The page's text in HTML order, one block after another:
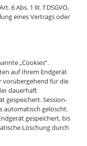
6 Abs. 1 lit. f DSGVO,
eines Vertrags oder
„Cookies“.
auf Ihrem Endgerät
vorübergehend für die
dauerhaft
gespeichert. Session-
automatisch gelöscht.
gespeichert, bis
Löschung durch